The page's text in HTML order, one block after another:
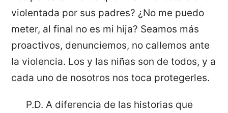
violentada por sus padres? ¿No me puedo
meter, al final no es mi hija? Seamos más
proactivos, denunciemos, no callemos ante
la violencia. Los y las niñas son de todos, y a
cada uno de nosotros nos toca protegerles.
P.D. A diferencia de las historias que